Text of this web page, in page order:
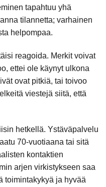
tapahtuu yhä
tilannetta; varhainen
helpompaa.
reagoida. Merkit voivat
ettei ole käynyt ulkona
ovat pitkiä, tai toivoo
viestejä siitä, että
hetkellä. Ystäväpalvelu
70-vuotiaana tai sitä
kontaktien
arjen virkistykseen saa
toimintakykyä ja hyvää